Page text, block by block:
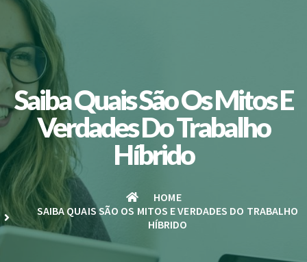
Saiba Quais São Os Mitos E
Verdades Do Trabalho
Híbrido
HOME
SAIBA QUAIS SÃO OS MITOS E VERDADES DO TRABALHO
HÍBRIDO